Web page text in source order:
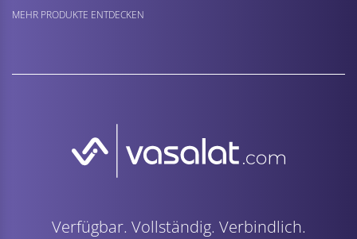
MEHR PRODUKTE ENTDECKEN
Verfügbar. Vollständig. Verbindlich.